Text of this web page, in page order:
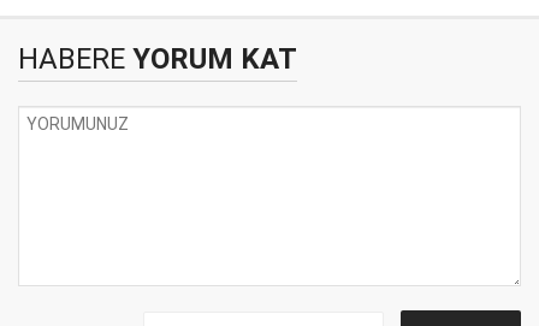
HABERE YORUM KAT